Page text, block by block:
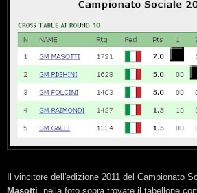
Il vincitore dell'edizione 2011 del Campionato
Masotti , nella foto sopra trovate il tabellone